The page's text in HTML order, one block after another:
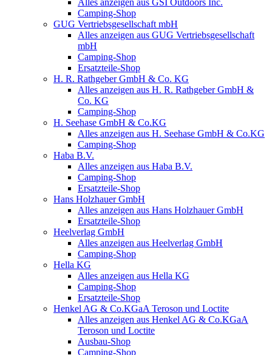
Alles anzeigen aus GSI Outdoors Inc.
Camping-Shop
GUG Vertriebsgesellschaft mbH
Alles anzeigen aus GUG Vertriebsgesellschaft
mbH
Camping-Shop
Ersatzteile-Shop
H. R. Rathgeber GmbH & Co. KG
Alles anzeigen aus H. R. Rathgeber GmbH &
Co. KG
Camping-Shop
H. Seehase GmbH & Co.KG
Alles anzeigen aus H. Seehase GmbH & Co.KG
Camping-Shop
Haba B.V.
Alles anzeigen aus Haba B.V.
Camping-Shop
Ersatzteile-Shop
Hans Holzhauer GmbH
Alles anzeigen aus Hans Holzhauer GmbH
Ersatzteile-Shop
Heelverlag GmbH
Alles anzeigen aus Heelverlag GmbH
Camping-Shop
Hella KG
Alles anzeigen aus Hella KG
Camping-Shop
Ersatzteile-Shop
Henkel AG & Co.KGaA Teroson und Loctite
Alles anzeigen aus Henkel AG & Co.KGaA
Teroson und Loctite
Ausbau-Shop
Camping-Shop